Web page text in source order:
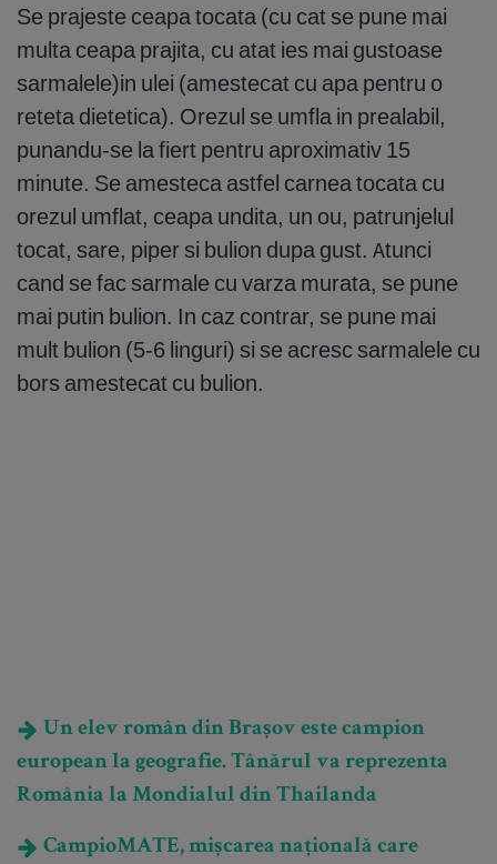
Se prajeste ceapa tocata (cu cat se pune mai
multa ceapa prajita, cu atat ies mai gustoase
sarmalele)in ulei (amestecat cu apa pentru o
reteta dietetica). Orezul se umfla in prealabil,
punandu-se la fiert pentru aproximativ 15
minute. Se amesteca astfel carnea tocata cu
orezul umflat, ceapa undita, un ou, patrunjelul
tocat, sare, piper si bulion dupa gust. Atunci
cand se fac sarmale cu varza murata, se pune
mai putin bulion. In caz contrar, se pune mai
mult bulion (5-6 linguri) si se acresc sarmalele cu
bors amestecat cu bulion.
Un elev român din Brașov este campion
european la geografie. Tânărul va reprezenta
România la Mondialul din Thailanda
CampioMATE, mișcarea națională care